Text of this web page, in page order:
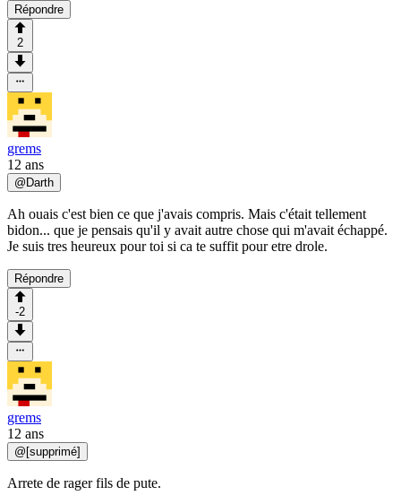
Répondre
2
grems
12 ans
@ Darth
Ah ouais c'est bien ce que j'avais compris. Mais c'était tellement
bidon... que je pensais qu'il y avait autre chose qui m'avait échappé.
Je suis tres heureux pour toi si ca te suffit pour etre drole.
Répondre
-2
grems
12 ans
@ [supprimé]
Arrete de rager fils de pute.